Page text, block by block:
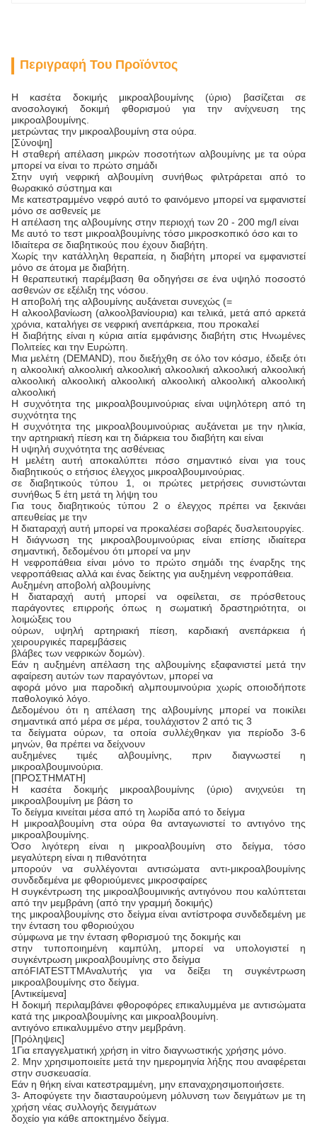
Περιγραφή Του Προϊόντος
Η κασέτα δοκιμής μικροαλβουμίνης (ύριο) βασίζεται σε
ανοσολογική δοκιμή φθορισμού για την ανίχνευση της
μικροαλβουμίνης.
μετρώντας την μικροαλβουμίνη στα ούρα.
[Σύνοψη]
Η σταθερή απέλαση μικρών ποσοτήτων αλβουμίνης με τα ούρα
μπορεί να είναι το πρώτο σημάδι
Στην υγιή νεφρική αλβουμίνη συνήθως φιλτράρεται από το
θωρακικό σύστημα και
Με κατεστραμμένο νεφρό αυτό το φαινόμενο μπορεί να εμφανιστεί
μόνο σε ασθενείς με
Η απέλαση της αλβουμίνης στην περιοχή των 20 - 200 mg/l είναι
Με αυτό το τεστ μικροαλβουμίνης τόσο μικροσκοπικό όσο και το
Ιδιαίτερα σε διαβητικούς που έχουν διαβήτη.
Χωρίς την κατάλληλη θεραπεία, η διαβήτη μπορεί να εμφανιστεί
μόνο σε άτομα με διαβήτη.
Η θεραπευτική παρέμβαση θα οδηγήσει σε ένα υψηλό ποσοστό
ασθενών σε εξέλιξη της νόσου.
Η αποβολή της αλβουμίνης αυξάνεται συνεχώς (=
Η αλκοολβανίωση (αλκοολβανίουρια) και τελικά, μετά από αρκετά
χρόνια, καταλήγει σε νεφρική ανεπάρκεια, που προκαλεί
Η διαβήτης είναι η κύρια αιτία εμφάνισης διαβήτη στις Ηνωμένες
Πολιτείες και την Ευρώπη.
Μια μελέτη (DEMAND), που διεξήχθη σε όλο τον κόσμο, έδειξε ότι
η αλκοολική αλκοολική αλκοολική αλκοολική αλκοολική αλκοολική
αλκοολική αλκοολική αλκοολική αλκοολική αλκοολική αλκοολική
αλκοολική
Η συχνότητα της μικροαλβουμινούριας είναι υψηλότερη από τη
συχνότητα της
Η συχνότητα της μικροαλβουμινούριας αυξάνεται με την ηλικία,
την αρτηριακή πίεση και τη διάρκεια του διαβήτη και είναι
Η υψηλή συχνότητα της ασθένειας
Η μελέτη αυτή αποκαλύπτει πόσο σημαντικό είναι για τους
διαβητικούς ο ετήσιος έλεγχος μικροαλβουμινούριας.
σε διαβητικούς τύπου 1, οι πρώτες μετρήσεις συνιστώνται
συνήθως 5 έτη μετά τη λήψη του
Για τους διαβητικούς τύπου 2 ο έλεγχος πρέπει να ξεκινάει
απευθείας με την
Η διαταραχή αυτή μπορεί να προκαλέσει σοβαρές δυσλειτουργίες.
Η διάγνωση της μικροαλβουμινούριας είναι επίσης ιδιαίτερα
σημαντική, δεδομένου ότι μπορεί να μην
Η νεφροπάθεια είναι μόνο το πρώτο σημάδι της έναρξης της
νεφροπάθειας αλλά και ένας δείκτης για αυξημένη νεφροπάθεια.
Αυξημένη αποβολή αλβουμίνης
Η διαταραχή αυτή μπορεί να οφείλεται, σε πρόσθετους
παράγοντες επιρροής όπως η σωματική δραστηριότητα, οι
λοιμώξεις του
ούρων, υψηλή αρτηριακή πίεση, καρδιακή ανεπάρκεια ή
χειρουργικές παρεμβάσεις
βλάβες των νεφρικών δομών).
Εάν η αυξημένη απέλαση της αλβουμίνης εξαφανιστεί μετά την
αφαίρεση αυτών των παραγόντων, μπορεί να
αφορά μόνο μια παροδική αλμπουμινούρια χωρίς οποιοδήποτε
παθολογικό λόγο.
Δεδομένου ότι η απέλαση της αλβουμίνης μπορεί να ποικίλει
σημαντικά από μέρα σε μέρα, τουλάχιστον 2 από τις 3
τα δείγματα ούρων, τα οποία συλλέχθηκαν για περίοδο 3-6
μηνών, θα πρέπει να δείχνουν
αυξημένες τιμές αλβουμίνης, πριν διαγνωστεί η
μικροαλβουμινούρια.
[ΠΡΟΣΤΗΜΑΤΗ]
Η κασέτα δοκιμής μικροαλβουμίνης (ύριο) ανιχνεύει τη
μικροαλβουμίνη με βάση το
Το δείγμα κινείται μέσα από τη λωρίδα από το δείγμα
Η μικροαλβουμίνη στα ούρα θα ανταγωνιστεί το αντιγόνο της
μικροαλβουμίνης.
Όσο λιγότερη είναι η μικροαλβουμίνη στο δείγμα, τόσο
μεγαλύτερη είναι η πιθανότητα
μπορούν να συλλέγονται αντισώματα αντι-μικροαλβουμίνης
συνδεδεμένα με φθοριούμενες μικροσφαίρες
Η συγκέντρωση της μικροαλβουμινικής αντιγόνου που καλύπτεται
από την μεμβράνη (από την γραμμή δοκιμής)
της μικροαλβουμίνης στο δείγμα είναι αντίστροφα συνδεδεμένη με
την ένταση του φθοριούχου
σύμφωνα με την ένταση φθορισμού της δοκιμής και
στην τυποποιημένη καμπύλη, μπορεί να υπολογιστεί η
συγκέντρωση μικροαλβουμίνης στο δείγμα
απόFIATESTTMΑναλυτής για να δείξει τη συγκέντρωση
μικροαλβουμίνης στο δείγμα.
[Αντικείμενα]
Η δοκιμή περιλαμβάνει φθοροφόρες επικαλυμμένα με αντισώματα
κατά της μικροαλβουμίνης και μικροαλβουμίνη.
αντιγόνο επικαλυμμένο στην μεμβράνη.
[Πρόληψεις]
1Για επαγγελματική χρήση in vitro διαγνωστικής χρήσης μόνο.
2. Μην χρησιμοποιείτε μετά την ημερομηνία λήξης που αναφέρεται
στην συσκευασία.
Εάν η θήκη είναι κατεστραμμένη, μην επαναχρησιμοποιήσετε.
3- Αποφύγετε την διασταυρούμενη μόλυνση των δειγμάτων με τη
χρήση νέας συλλογής δειγμάτων
δοχείο για κάθε αποκτημένο δείγμα.